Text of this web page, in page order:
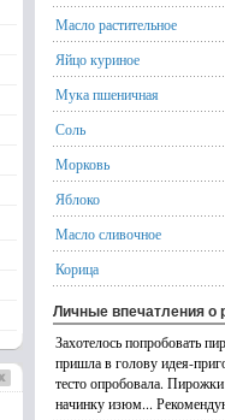
Масло растительное
Яйцо куриное
Мука пшеничная
Соль
Морковь
Яблоко
Масло сливочное
Корица
Личные впечатления о
Захотелось попробовать
пришла в голову идея-
тесто опробовала.
начинку изюм...